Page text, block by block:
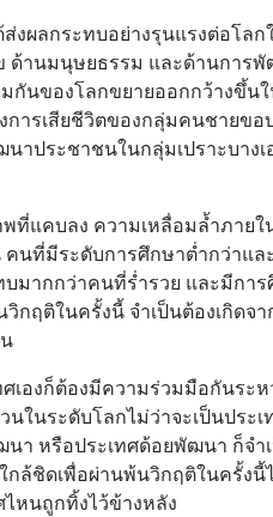
งผลกระทบอย่างรุนแรงต่อโล
ด้านมนุษยธรรม และด้านการพั
มกันของโลกขยายออกกว้างขึ้น
งการเสียชีวิตของกลุ่มคนชายข
าประชาชนในกลุ่มเปราะบางเ
ที่แคบลง ความเหลื่อมล้ำภายใ
นที่มีระดับการศึกษาต่ำกว่าแล
มากกว่าคนที่ร่ำรวย และมีการ
กฤติในครั้งนี้ จำเป็นต้องเกิดจ
เองก็ต้องมีความร่วมมือกันระ
นในระดับโลกไม่ว่าจะเป็นประ
นา หรือประเทศด้อยพัฒนา ก็จำ
กล้ชิดเพื่อผ่านพ้นวิกฤติในครั้งนี้
หนถูกทิ้งไว้ข้างหลัง